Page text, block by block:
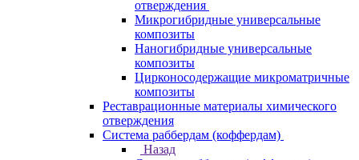
отверждения
Микрогибридные универсальные
композиты
Наногибридные универсальные
композиты
Цирконосодержащие микроматричные
композиты
Реставрационные материалы химического
отверждения
Система раббердам (коффердам)
Назад